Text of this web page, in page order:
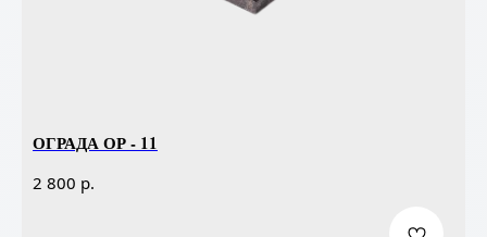
ОГРАДА ОР - 11
2 800 р.